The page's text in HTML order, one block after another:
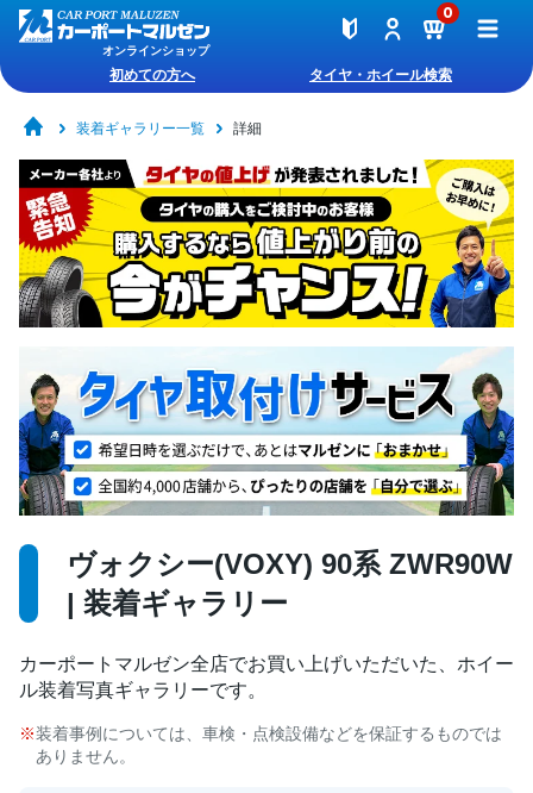
オンラインショップ
0
初めての方へ タイヤ・ホイール検索
装着ギャラリー一覧 詳細
ヴォクシー(VOXY) 90系 ZWR90W
| 装着ギャラリー
カーポートマルゼン全店でお買い上げいただいた、ホイー
ル装着写真ギャラリーです。
装着事例については、車検・点検設備などを保証するものでは
ありません。